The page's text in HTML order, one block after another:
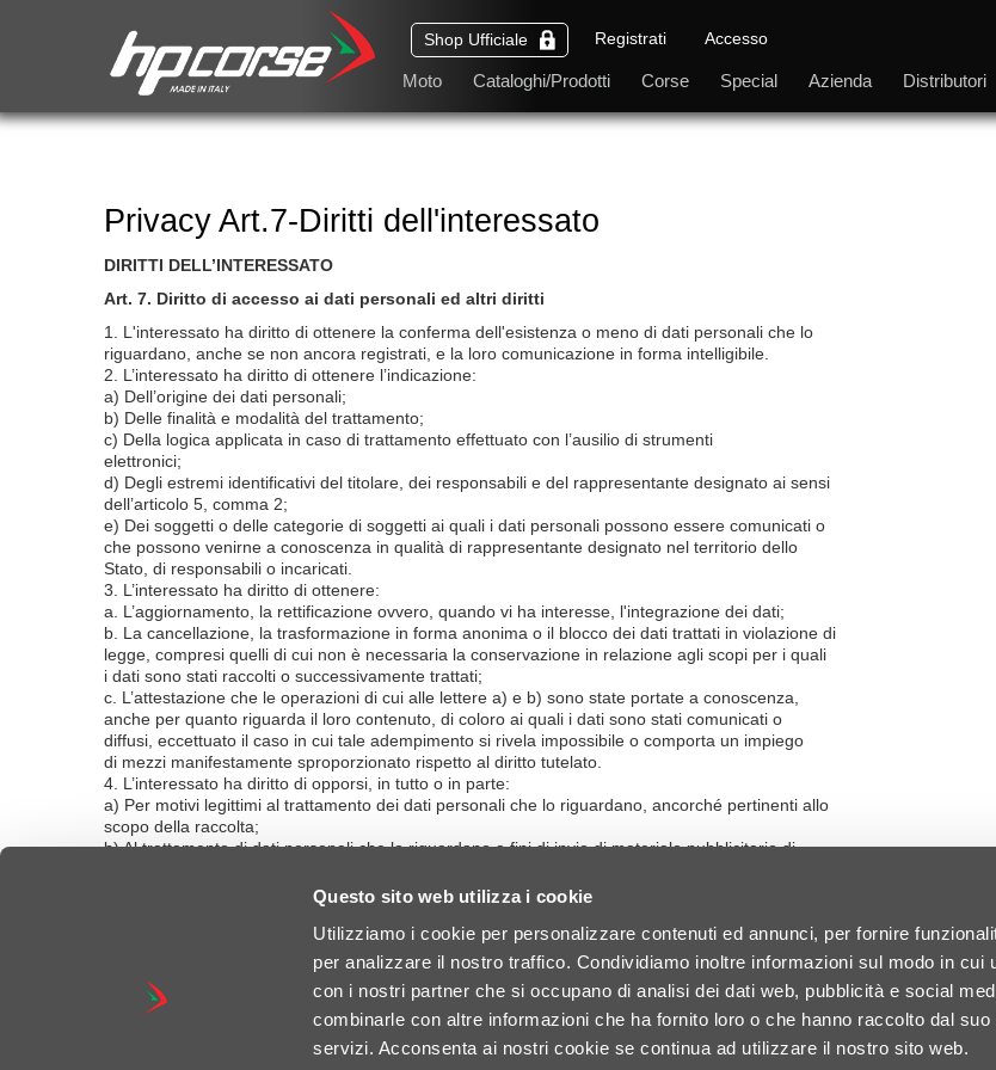
Questo sito web utilizza i cookie
Utilizziamo i cookie per personalizzare contenuti ed annunci, per fornire
per analizzare il nostro traffico. Condividiamo inoltre informazioni sul modo in cui
con i nostri partner che si occupano di analisi dei dati web, pubblicità e social
combinarle con altre informazioni che ha fornito loro o che hanno raccolto dal
servizi. Acconsenta ai nostri cookie se continua ad utilizzare il nostro sito web.
Moto Cataloghi/Prodotti Corse Special Azienda Distributori
Shop Ufficiale Registrati Accesso
Privacy Art.7-Diritti dell'interessato
DIRITTI DELL’INTERESSATO
Art. 7. Diritto di accesso ai dati personali ed altri diritti
1. L'interessato ha diritto di ottenere la conferma dell'esistenza o meno di dati personali che lo
riguardano, anche se non ancora registrati, e la loro comunicazione in forma intelligibile.
2. L’interessato ha diritto di ottenere l’indicazione:
a) Dell’origine dei dati personali;
b) Delle finalità e modalità del trattamento;
c) Della logica applicata in caso di trattamento effettuato con l’ausilio di strumenti
elettronici;
d) Degli estremi identificativi del titolare, dei responsabili e del rappresentante designato ai sensi
dell’articolo 5, comma 2;
e) Dei soggetti o delle categorie di soggetti ai quali i dati personali possono essere comunicati o
che possono venirne a conoscenza in qualità di rappresentante designato nel territorio dello
Stato, di responsabili o incaricati.
3. L’interessato ha diritto di ottenere:
a. L’aggiornamento, la rettificazione ovvero, quando vi ha interesse, l'integrazione dei dati;
b. La cancellazione, la trasformazione in forma anonima o il blocco dei dati trattati in violazione di
legge, compresi quelli di cui non è necessaria la conservazione in relazione agli scopi per i quali
i dati sono stati raccolti o successivamente trattati;
c. L’attestazione che le operazioni di cui alle lettere a) e b) sono state portate a conoscenza,
anche per quanto riguarda il loro contenuto, di coloro ai quali i dati sono stati comunicati o
diffusi, eccettuato il caso in cui tale adempimento si rivela impossibile o comporta un impiego
di mezzi manifestamente sproporzionato rispetto al diritto tutelato.
4. L’interessato ha diritto di opporsi, in tutto o in parte:
a) Per motivi legittimi al trattamento dei dati personali che lo riguardano, ancorché pertinenti allo
scopo della raccolta;
b) Al trattamento di dati personali che lo riguardano a fini di invio di materiale pubblicitario di